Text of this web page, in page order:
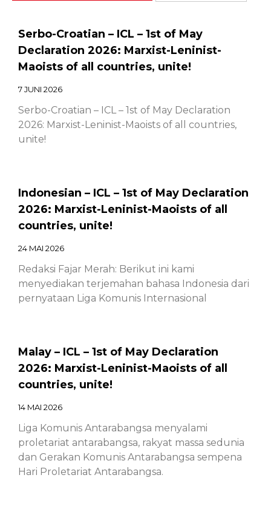
Serbo-Croatian – ICL – 1st of May
Declaration 2026: Marxist-Leninist-
Maoists of all countries, unite!
7 JUNI 2026
Serbo-Croatian – ICL – 1st of May Declaration
2026: Marxist-Leninist-Maoists of all countries,
unite!
Indonesian – ICL – 1st of May Declaration
2026: Marxist-Leninist-Maoists of all
countries, unite!
24 MAI 2026
Redaksi Fajar Merah: Berikut ini kami
menyediakan terjemahan bahasa Indonesia dari
pernyataan Liga Komunis Internasional
Malay – ICL – 1st of May Declaration
2026: Marxist-Leninist-Maoists of all
countries, unite!
14 MAI 2026
Liga Komunis Antarabangsa menyalami
proletariat antarabangsa, rakyat massa sedunia
dan Gerakan Komunis Antarabangsa sempena
Hari Proletariat Antarabangsa.